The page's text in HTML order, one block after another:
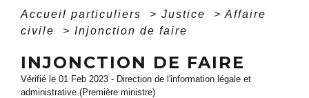
Accueil particuliers > Justice > Affaire
civile
> Injonction de faire
INJONCTION DE FAIRE
Vérifié le 01 Feb 2023 - Direction de l'information légale et
administrative (Première ministre)